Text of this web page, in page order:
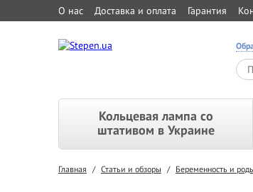
О нас Доставка и оплата Гарантия
Кольцевая лампа со
штативом в Украине
Главная / Статьи и обзоры / Беременность и